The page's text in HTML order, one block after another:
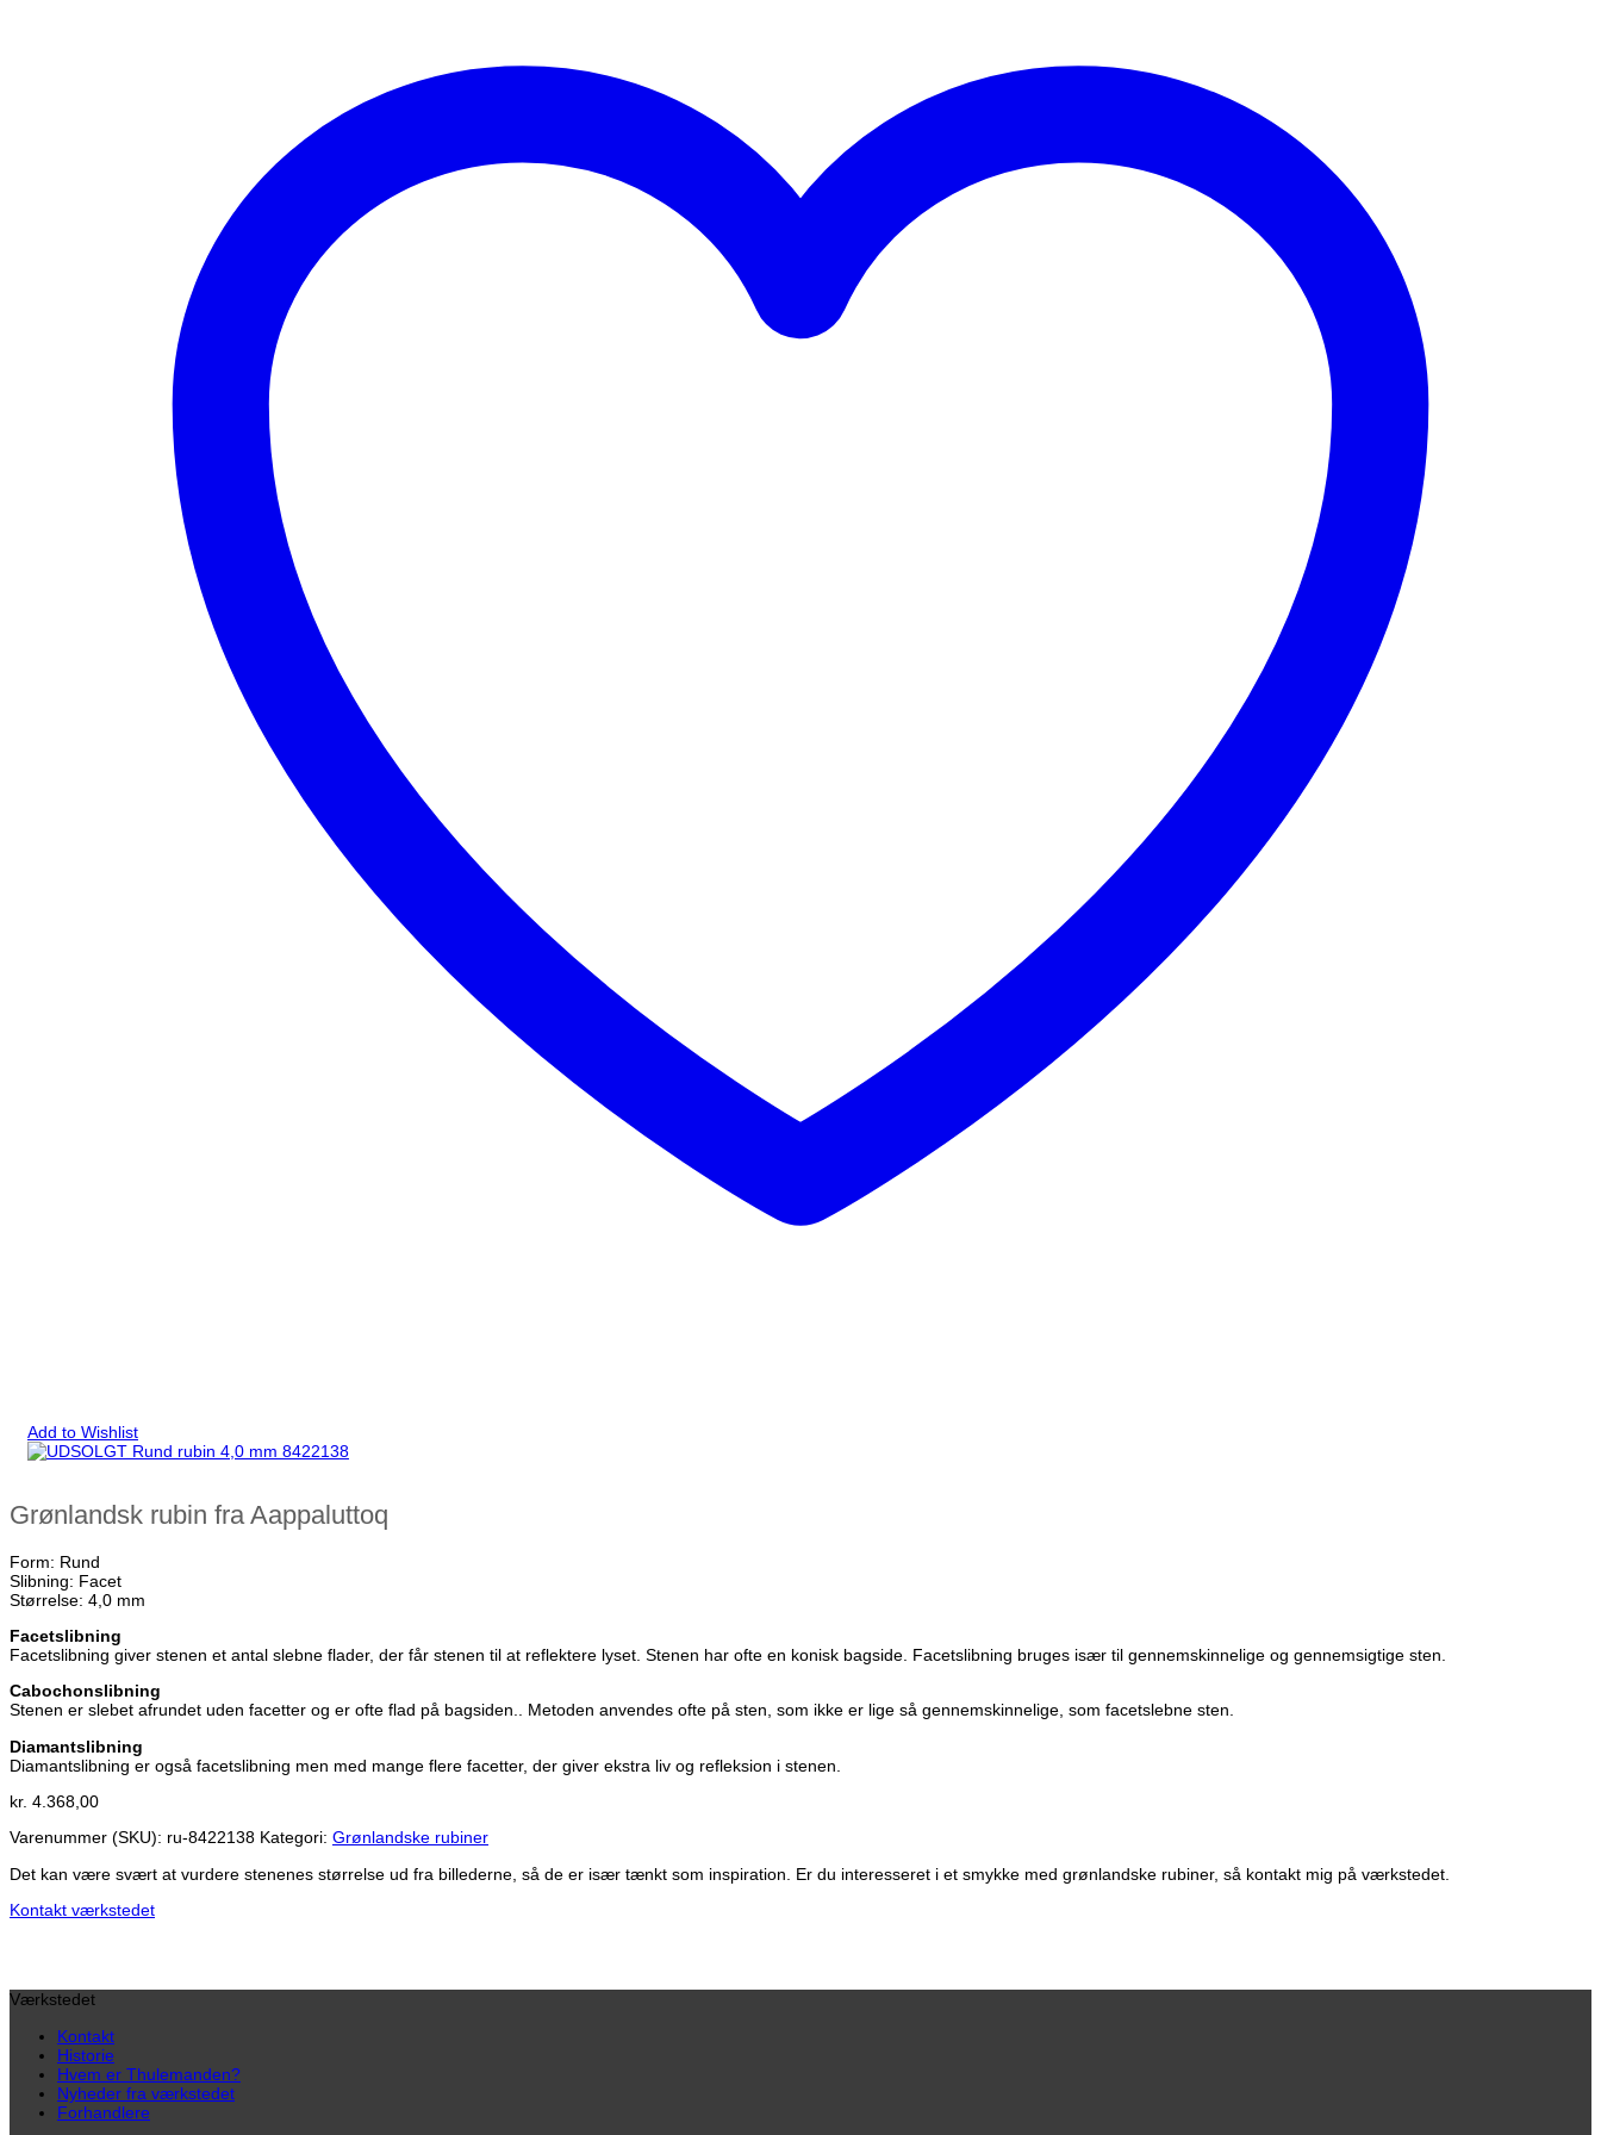
Add to Wishlist
Grønlandsk rubin fra Aappaluttoq
Form: Rund
Slibning: Facet
Størrelse: 4,0 mm
Facetslibning
Facetslibning giver stenen et antal slebne flader, der får stenen til at reflektere lyset. Stenen har ofte en konisk bagside. Facetslibning bruges især til gennemskinnelige og gennemsigtige sten.
Cabochonslibning
Stenen er slebet afrundet uden facetter og er ofte flad på bagsiden.. Metoden anvendes ofte på sten, som ikke er lige så gennemskinnelige, som facetslebne sten.
Diamantslibning
Diamantslibning er også facetslibning men med mange flere facetter, der giver ekstra liv og refleksion i stenen.
kr. 4.368,00
Varenummer (SKU): ru-8422138 Kategori: Grønlandske rubiner
Det kan være svært at vurdere stenenes størrelse ud fra billederne, så de er især tænkt som inspiration. Er du interesseret i et smykke med grønlandske rubiner, så kontakt mig på værkstedet.
Kontakt værkstedet
Værkstedet
Kontakt
Historie
Hvem er Thulemanden?
Nyheder fra værkstedet
Forhandlere